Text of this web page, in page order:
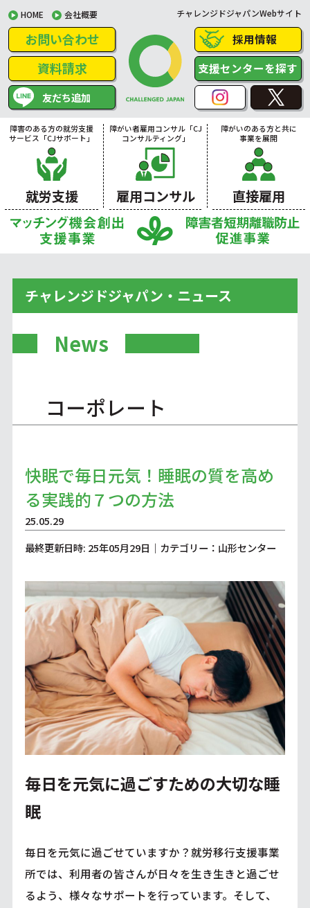
HOME 会社概要 チャレンジドジャパンWebサイト
お問い合わせ
資料請求
友だち追加
採用情報
支援センターを探す
障害のある方の就労支援
サービス「CJサポート」
就労支援
障がい者雇用コンサル「CJ
コンサルティング」
雇用コンサル
障がいのある方と共に
事業を展開
直接雇用
チャレンジドジャパン・ニュース
News
コーポレート
快眠で毎日元気！睡眠の質を高め
る実践的７つの方法
25.05.29
最終更新日時: 25年05月29日｜カテゴリー：山形センター
毎日を元気に過ごすための大切な睡
眠
毎日を元気に過ごせていますか？就労移行支援事業
所では、利用者の皆さんが日々を生き生きと過ごせ
るよう、様々なサポートを行っています。そして、